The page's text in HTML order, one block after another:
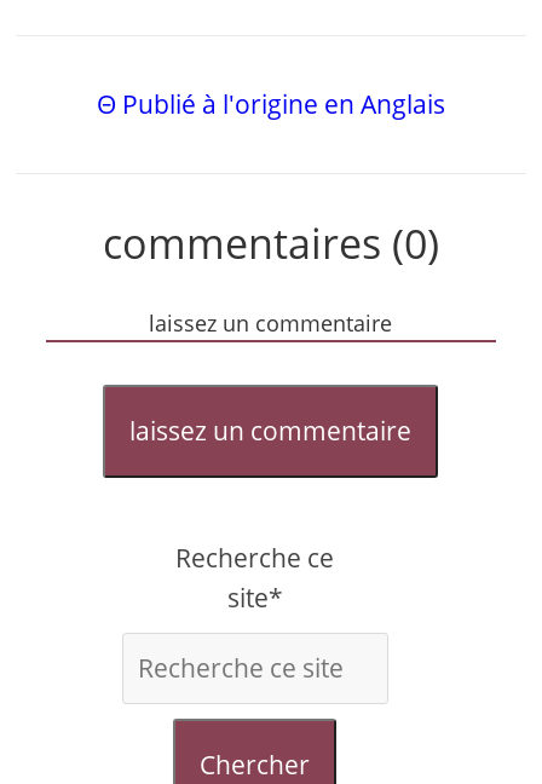
Θ Publié à l'origine en Anglais
commentaires (0)
laissez un commentaire
laissez un commentaire
Recherche ce
site*
Chercher